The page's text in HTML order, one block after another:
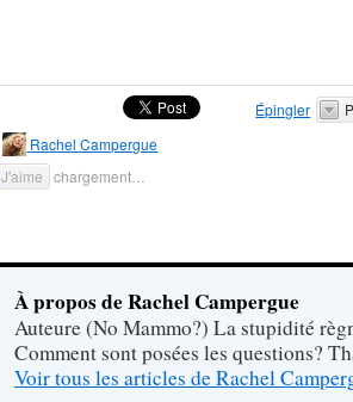
Épingler
Rachel Campergue
J'aime chargement…
À propos de Rachel Campergue
Auteure (No Mammo?) La stupidité
Comment sont posées les questions?
Voir tous les articles de Rachel